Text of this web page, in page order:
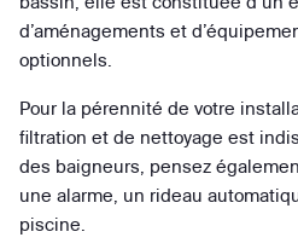
d’aménagements et
optionnels.
Pour la pérennité de votre
filtration et de nettoyage est
des baigneurs, pensez
une alarme, un rideau
piscine.